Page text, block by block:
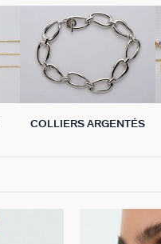
COLLIERS ARGENTÉS